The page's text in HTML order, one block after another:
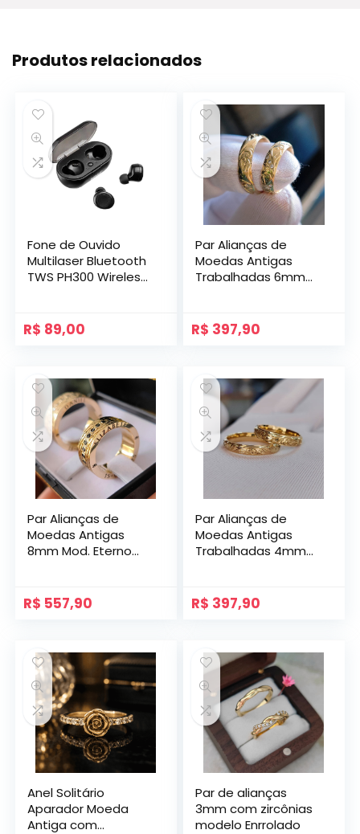
Produtos relacionados
Fone de Ouvido
Multilaser Bluetooth
TWS PH300 Wireless
R$ 89,00
Par Alianças de
Moedas Antigas
Trabalhadas 6mm
R$ 397,90
Par Alianças de
Moedas Antigas
8mm Mod. Eterno
R$ 557,90
Par Alianças de
Moedas Antigas
Trabalhadas 4mm
R$ 397,90
Anel Solitário
Aparador Moeda
Antiga com
Par de alianças
3mm com zircônias
modelo Enrrolado